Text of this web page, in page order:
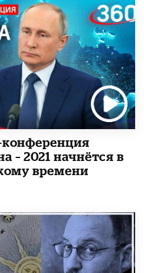
конференция
– 2021 начнётся в
времени